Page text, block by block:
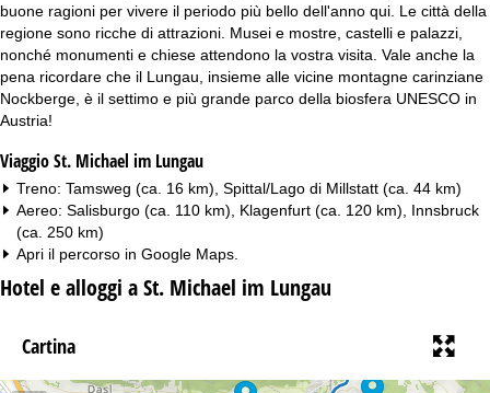
buone ragioni per vivere il periodo più bello dell'anno qui. Le città della
regione sono ricche di attrazioni. Musei e mostre, castelli e palazzi,
nonché monumenti e chiese attendono la vostra visita. Vale anche la
pena ricordare che il Lungau, insieme alle vicine montagne carinziane
Nockberge, è il settimo e più grande parco della biosfera UNESCO in
Austria!
Viaggio St. Michael im Lungau
Treno: Tamsweg (ca. 16 km), Spittal/Lago di Millstatt (ca. 44 km)
Aereo: Salisburgo (ca. 110 km), Klagenfurt (ca. 120 km), Innsbruck
(ca. 250 km)
Apri il percorso in Google Maps
Hotel e alloggi a St. Michael im Lungau
Cartina